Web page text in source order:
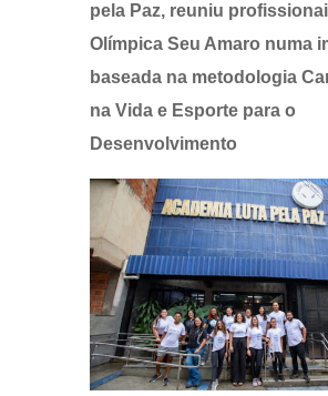
pela Paz, reuniu
Olímpica Seu Amaro numa
baseada na metodologia
na Vida e Esporte para o
Desenvolvimento